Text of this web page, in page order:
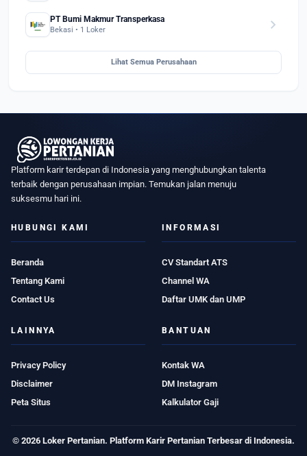
PT Bumi Makmur Transperkasa
Bekasi • 1 Loker chevron_right
Lihat Semua Perusahaan
Platform karir terdepan di Indonesia yang menghubungkan talenta
terbaik dengan perusahaan impian. Temukan jalan menuju
suksesmu hari ini.
HUBUNGI KAMI
Beranda
Tentang Kami
Contact Us
INFORMASI
CV Standart ATS
Channel WA
Daftar UMK dan UMP
LAINNYA
Privacy Policy
Disclaimer
Peta Situs
BANTUAN
Kontak WA
DM Instagram
Kalkulator Gaji
© 2026 Loker Pertanian. Platform Karir Pertanian Terbesar di Indonesia.